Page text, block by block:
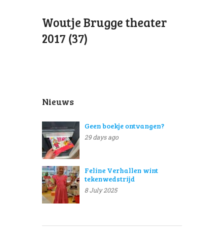
Woutje Brugge theater
2017 (37)
Nieuws
Geen boekje ontvangen?
29 days ago
Feline Verhallen wint
tekenwedstrijd
8 July 2025